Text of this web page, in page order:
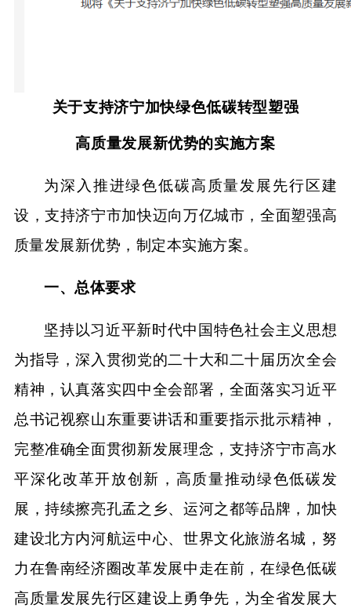
关于支持济宁加快绿色低碳转型塑强
高质量发展新优势的实施方案
为深入推进绿色低碳高质量发展先行区建
设，支持济宁市加快迈向万亿城市，全面塑强高
质量发展新优势，制定本实施方案。
一、总体要求
坚持以习近平新时代中国特色社会主义思想
为指导，深入贯彻党的二十大和二十届历次全会
精神，认真落实四中全会部署，全面落实习近平
总书记视察山东重要讲话和重要指示批示精神，
完整准确全面贯彻新发展理念，支持济宁市高水
平深化改革开放创新，高质量推动绿色低碳发
展，持续擦亮孔孟之乡、运河之都等品牌，加快
建设北方内河航运中心、世界文化旅游名城，努
力在鲁南经济圈改革发展中走在前，在绿色低碳
高质量发展先行区建设上勇争先，为全省发展大